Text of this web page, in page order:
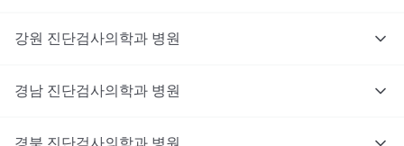
강원 진단검사의학과 병원
경남 진단검사의학과 병원
경북 진단검사의학과 병원